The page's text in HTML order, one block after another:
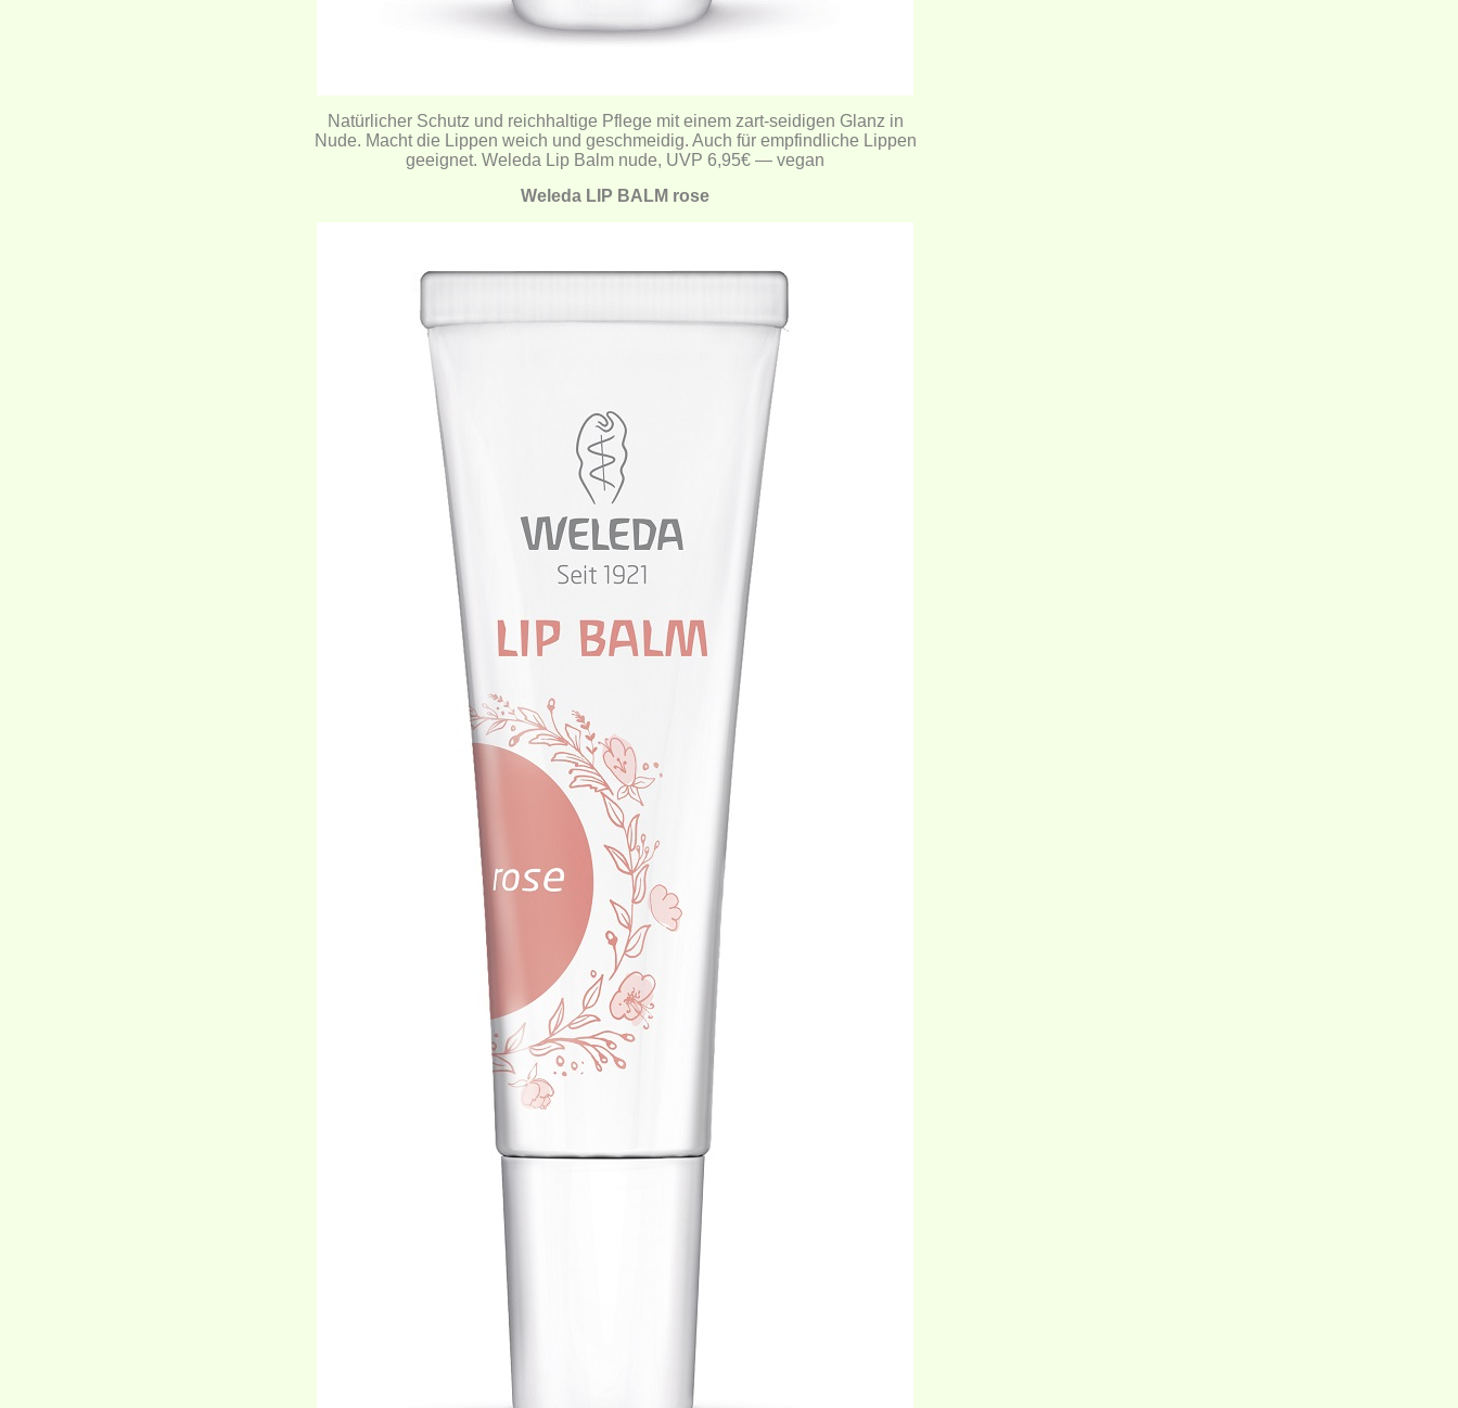
Natürlicher Schutz und reichhaltige Pflege mit einem zart-seidigen Glanz in
Nude. Macht die Lippen weich und geschmeidig. Auch für empfindliche Lippen
geeignet. Weleda Lip Balm nude, UVP 6,95€ — vegan
Weleda LIP BALM rose